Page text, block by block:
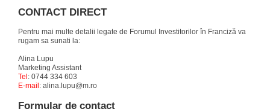
CONTACT DIRECT
Pentru mai multe detalii legate de Forumul Investitorilor în Franciză va
rugam sa sunati la:
Alina Lupu
Marketing Assistant
Tel : 0744 334 603
E-mail : alina.lupu@m.ro
Formular de contact